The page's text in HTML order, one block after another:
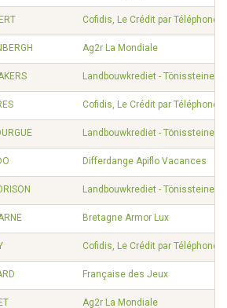
Cofidis, Le Crédit par Téléphone
Ag2r La Mondiale
Landbouwkrediet - Tönissteiner
Cofidis, Le Crédit par Téléphone
Landbouwkrediet - Tönissteiner
Differdange Apiflo Vacances
Landbouwkrediet - Tönissteiner
Bretagne Armor Lux
Cofidis, Le Crédit par Téléphone
Française des Jeux
Ag2r La Mondiale